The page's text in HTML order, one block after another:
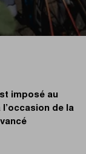
imposé au
de la